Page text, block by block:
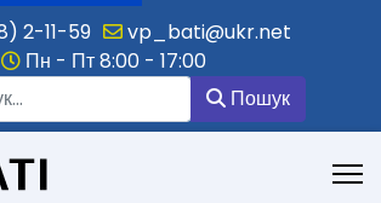
2-11-59
vp_bati@ukr.net
Пн - Пт 8:00 - 17:00
Пошук